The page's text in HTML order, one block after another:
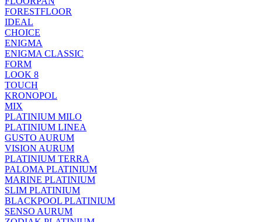
FORESTFLOOR
IDEAL
CHOICE
ENIGMA
ENIGMA CLASSIC
FORM
LOOK 8
TOUCH
KRONOPOL
MIX
PLATINIUM MILO
PLATINIUM LINEA
GUSTO AURUM
VISION AURUM
PLATINIUM TERRA
PALOMA PLATINIUM
MARINE PLATINIUM
SLIM PLATINIUM
BLACKPOOL PLATINIUM
SENSO AURUM